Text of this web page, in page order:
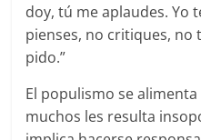
doy, tú me aplaudes. Yo
pienses, no critiques, no
pido.”
El populismo se
muchos les resulta